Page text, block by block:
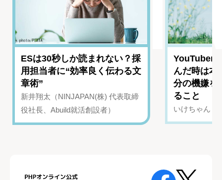
ESは30秒しか読まれない？採
用担当者に“効率良く伝わる文
章術”
新井翔太（NINJAPAN(株) 代表取締
役社長、Abuild就活創設者）
YouTuber
んだ時は
分の機嫌を
ること
いけちゃん（